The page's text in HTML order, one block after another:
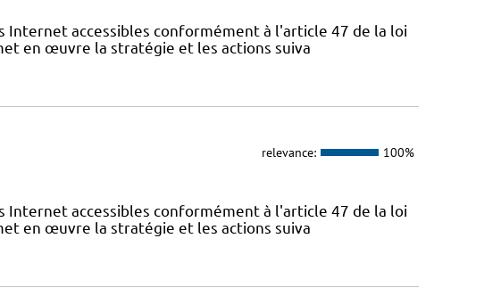
Internet accessibles conformément à l'article 47 de la loi
en œuvre la stratégie et les actions suiva
relevance: 100%
Internet accessibles conformément à l'article 47 de la loi
en œuvre la stratégie et les actions suiva